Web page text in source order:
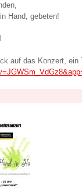
Hand, gebeten!
auf das Konzert, ein